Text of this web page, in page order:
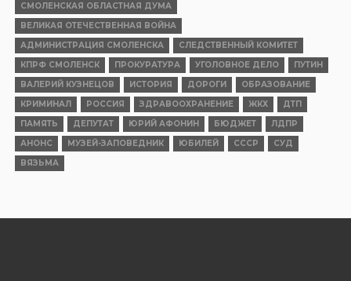
СМОЛЕНСКАЯ ОБЛАСТНАЯ ДУМА
ВЕЛИКАЯ ОТЕЧЕСТВЕННАЯ ВОЙНА
АДМИНИСТРАЦИЯ СМОЛЕНСКА
СЛЕДСТВЕННЫЙ КОМИТЕТ
КПРФ СМОЛЕНСК
ПРОКУРАТУРА УГОЛОВНОЕ ДЕЛО
ПУТИН
ВАЛЕРИЙ КУЗНЕЦОВ
ИСТОРИЯ ДОРОГИ
ОБРАЗОВАНИЕ
КРИМИНАЛ
РОССИЯ ЗДРАВООХРАНЕНИЕ ЖКХ
ДТП
ПАМЯТЬ
ДЕПУТАТ ЮРИЙ АФОНИН БЮДЖЕТ
ЛДПР
АНОНС
МУЗЕЙ-ЗАПОВЕДНИК ЮБИЛЕЙ СССР
СУД
ВЯЗЬМА